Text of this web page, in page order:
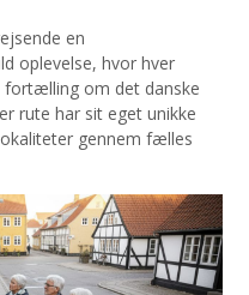
en
oplevelse, hvor hver
fortælling om det danske
rute har sit eget unikke
gennem fælles